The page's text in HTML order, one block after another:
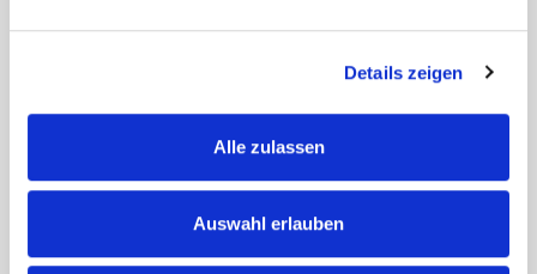
Details zeigen
Alle zulassen
Auswahl erlauben